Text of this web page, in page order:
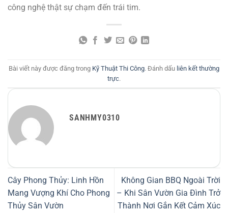
công nghệ thật sự chạm đến trái tim.
Bài viết này được đăng trong Kỹ Thuật Thi Công. Đánh dấu liên kết thường
trực.
SANHMY0310
Cây Phong Thủy: Linh Hồn
Mang Vượng Khí Cho Phong
Thủy Sân Vườn
Không Gian BBQ Ngoài Trời
– Khi Sân Vườn Gia Đình Trở
Thành Nơi Gắn Kết Cảm Xúc